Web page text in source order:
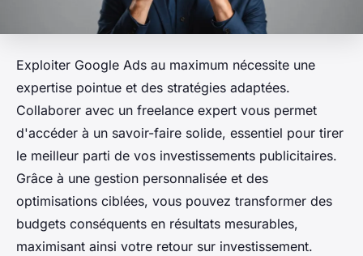
Exploiter Google Ads au maximum nécessite une
expertise pointue et des stratégies adaptées.
Collaborer avec un freelance expert vous permet
d'accéder à un savoir-faire solide, essentiel pour tirer
le meilleur parti de vos investissements publicitaires.
Grâce à une gestion personnalisée et des
optimisations ciblées, vous pouvez transformer des
budgets conséquents en résultats mesurables,
maximisant ainsi votre retour sur investissement.